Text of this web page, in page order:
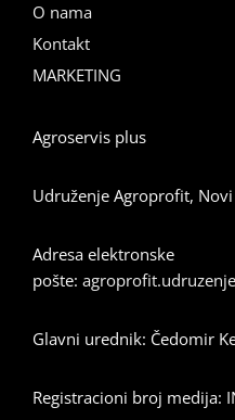
O nama
Kontakt
MARKETING
Agroservis plus
Udruženje Agroprofit,
Adresa elektronske
pošte:
Glavni urednik: Čedomir
Registracioni broj medija: